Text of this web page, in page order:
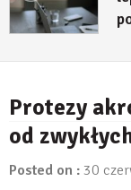
Protezy
od
Posted on : 30